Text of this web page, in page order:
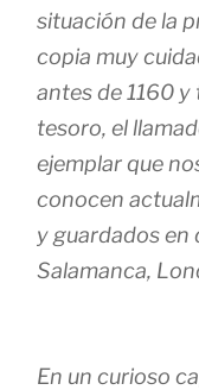
situación de la
copia muy
antes de 1160
tesoro, el
ejemplar que
conocen
y guardados en
Salamanca,
En un curioso